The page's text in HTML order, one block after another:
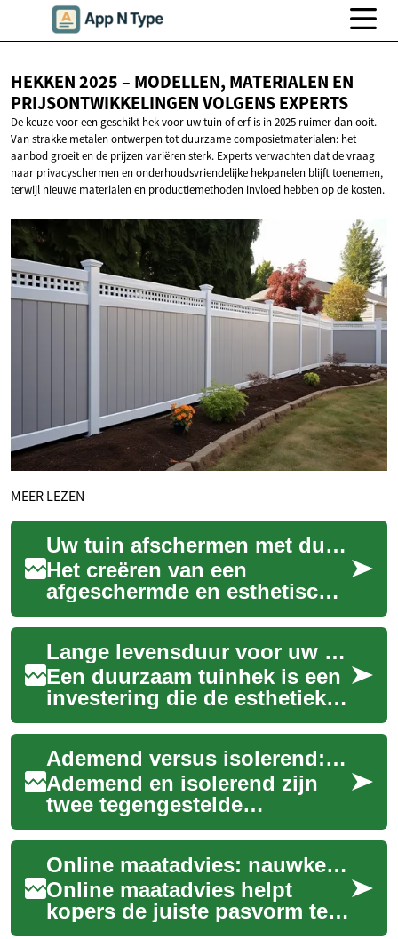
HEKKEN 2025 – MODELLEN, MATERIALEN EN
PRIJSONTWIKKELINGENVOLGENS EXPERTS
De keuze voor een geschikt hek voor uw tuin of erf is in 2025 ruimer dan ooit.
Van strakke metalen ontwerpen tot duurzame composietmaterialen: het
aanbod groeit en de prijzen variëren sterk. Experts verwachten dat de vraag
naar privacyschermen en onderhoudsvriendelijke hekpanelen blijft toenemen,
terwijl nieuwe materialen en productiemethoden invloed hebben op de kosten.
MEER LEZEN
Uw tuin afschermen met duurzame materialen
Het creëren van een
afgeschermde en esthetisch
aantrekkelijke buitenruimte is
een wens voor veel
huiseigenaren. Een d...
Lange levensduur voor uw tuinhek
Een duurzaam tuinhek is een
investering die de esthetiek
en functionaliteit van uw
buitenruimte voor vele jaren
kan v...
Ademend versus isolerend: materiaalkeuzes praktisch uitgelegd
Ademend en isolerend zijn
twee tegengestelde
eigenschappen die vaak
bepalen hoe comfortabel
schoenen aanvoelen in ver...Online maatadvies: nauwkeurig meten en retouren vermijden
Online maatadvies helpt
kopers de juiste pasvorm te
vinden zonder het product